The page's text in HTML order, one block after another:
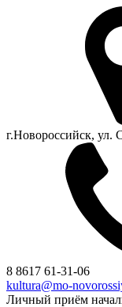
г.Новороссийск,
8 8617 61-31-06
kultura@mo-
Личный приём